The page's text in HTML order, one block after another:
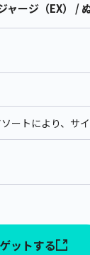
ャージ（EX） /
により、サイ
ットする